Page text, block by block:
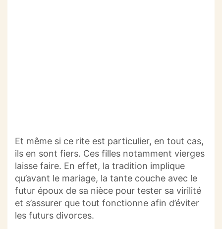
Et même si ce rite est particulier, en tout cas,
ils en sont fiers. Ces filles notamment vierges
laisse faire. En effet, la tradition implique
qu’avant le mariage, la tante couche avec le
futur époux de sa nièce pour tester sa virilité
et s’assurer que tout fonctionne afin d’éviter
les futurs divorces.